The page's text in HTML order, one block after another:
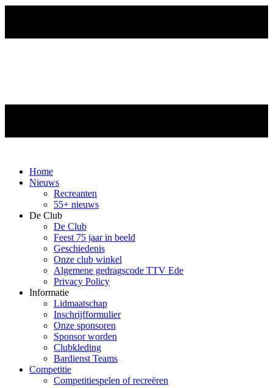
Home
Nieuws
Recreanten
55+ nieuws
De Club
De Club
Feest 75 jaar in beeld
Geschiedenis
Onze club winkel
Algemene gedragscode TTV Ede
Privacy Policy
Informatie
Lidmaatschap
Inschrijfformulier
Onze sponsoren
Sponsor worden
Clubkleding
Bardienst Teams
Competitie
Competitiespelen of recreëren